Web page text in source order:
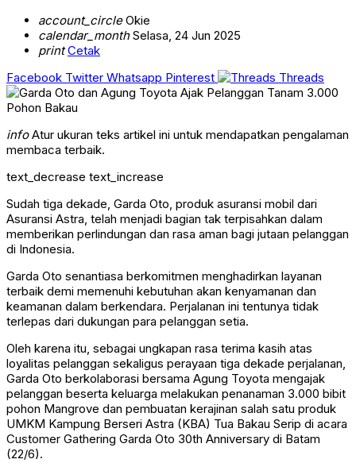
account_circleOkie
calendar_monthSelasa, 24 Jun 2025
print Cetak
Facebook Twitter Whatsapp Pinterest Threads
infoAtur ukuran teks artikel ini untuk mendapatkan pengalaman
membaca terbaik.
text_decrease text_increase
Sudah tiga dekade, Garda Oto, produk asuransi mobil dari
Asuransi Astra, telah menjadi bagian tak terpisahkan dalam
memberikan perlindungan dan rasa aman bagi jutaan pelanggan
di Indonesia.
Garda Oto senantiasa berkomitmen menghadirkan layanan
terbaik demi memenuhi kebutuhan akan kenyamanan dan
keamanan dalam berkendara. Perjalanan ini tentunya tidak
terlepas dari dukungan para pelanggan setia.
Oleh karena itu, sebagai ungkapan rasa terima kasih atas
loyalitas pelanggan sekaligus perayaan tiga dekade perjalanan,
Garda Oto berkolaborasi bersama Agung Toyota mengajak
pelanggan beserta keluarga melakukan penanaman 3.000 bibit
pohon Mangrove dan pembuatan kerajinan salah satu produk
UMKM Kampung Berseri Astra (KBA) Tua Bakau Serip di acara
Customer Gathering Garda Oto 30th Anniversary di Batam
(22/6).